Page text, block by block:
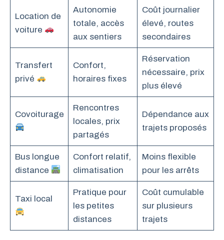
Location de
voiture
Autonomie
totale, accès
aux sentiers
Coût journalier
élevé, routes
secondaires
Transfert
privé
Confort,
horaires fixes
Réservation
nécessaire, prix
plus élevé
Covoiturage
Rencontres
locales, prix
partagés
Dépendance aux
trajets proposés
Bus longue
distance
Confort relatif,
climatisation
Moins flexible
pour les arrêts
Taxi local
Pratique pour
les petites
distances
Coût cumulable
sur plusieurs
trajets